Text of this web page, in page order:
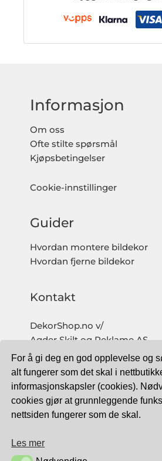
For å gi deg en god opplevelse og
alt fungerer som det skal i
informasjonskapsler (cookies).
cookies gjør at grunnleggende
nettsiden fungerer som de skal.
Les mer
Informasjon
Om oss
Ofte stilte spørsmål
Kjøpsbetingelser
Cookie-innstillinger
Guider
Hvordan montere bildekor
Hvordan fjerne bildekor
Kontakt
DekorShop.no v/
Agder Skilt og Reklame AS
Org. nr: 997 633 016 MVA
salg@dekorshop.no
Tlf: 959 32 123
09.00 - 16.00